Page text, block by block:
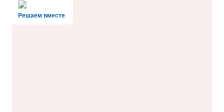
Решаем вместе